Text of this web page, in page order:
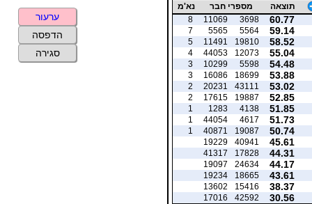
תוצאה מספרי חבר נא'מ
60.77
3698
11069
8
59.14
5564
5565
7
58.52
19810
11491
5
55.04
12073
44053
4
54.48
5598
10299
3
53.88
18699
16086
3
53.02
43111
20231
2
52.85
19887
17615
2
51.85
4138
1283
1
51.73
4617
44054
1
50.74
19087
40871
1
45.61
40941
19229
44.31
17828
41317
44.17
24634
19097
43.61
18665
19234
38.37
15416
13602
30.56
42592
17016
ערעור
הדפסה
סגירה